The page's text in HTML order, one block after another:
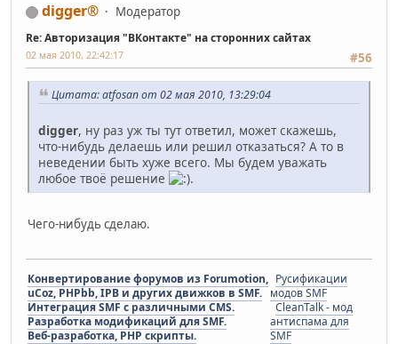
digger® Модератор
Re: Авторизация "ВКонтакте" на сторонних сайтах
#56
02 мая 2010, 22:42:17
Цитата: atfosan от 02 мая 2010, 13:29:04
digger, ну раз уж ты тут ответил, может скажешь,
что-нибудь делаешь или решил отказаться? А то в
неведении быть хуже всего. Мы будем уважать
любое твоё решение
.
Чего-нибудь сделаю.
Конвертирование форумов из Forumotion,
uCoz, PHPbb, IPB и других движков в SMF.
Интеграция SMF с различными CMS.
Разработка модификаций для SMF.
Веб-разработка, PHP скрипты.
Русификации
модов SMF
CleanTalk - мод
антиспама для
SMF